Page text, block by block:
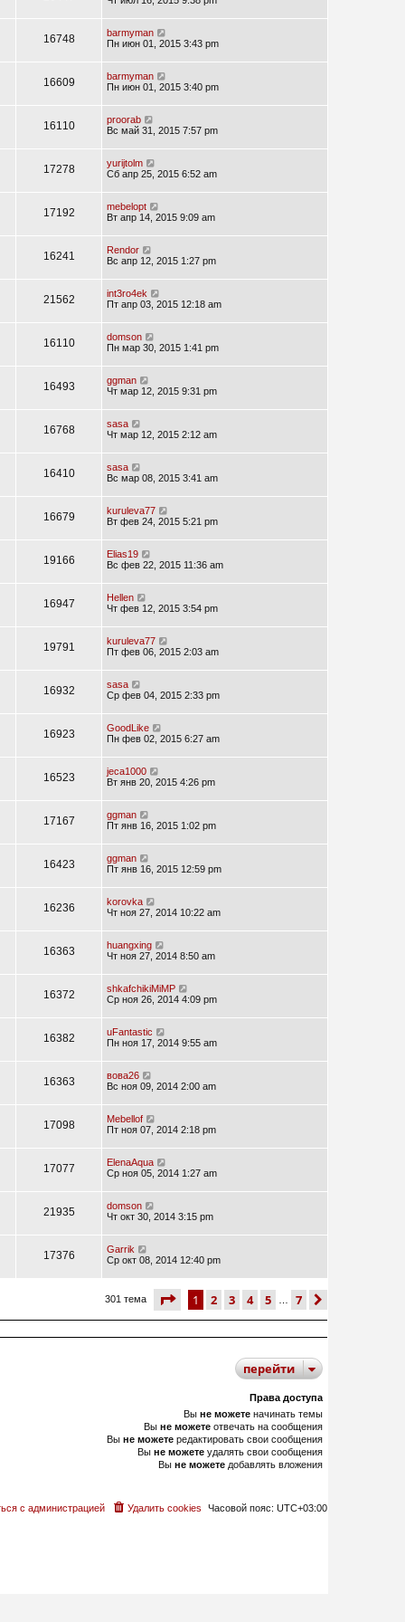
16748
barmyman
Пн июн 01, 2015 3:43 pm
16609
barmyman
Пн июн 01, 2015 3:40 pm
16110
proorab
Вс май 31, 2015 7:57 pm
17278
yurijtolm
Сб апр 25, 2015 6:52 am
17192
mebelopt
Вт апр 14, 2015 9:09 am
16241
Rendor
Вс апр 12, 2015 1:27 pm
21562
int3ro4ek
Пт апр 03, 2015 12:18 am
16110
domson
Пн мар 30, 2015 1:41 pm
16493
ggman
Чт мар 12, 2015 9:31 pm
16768
sasa
Чт мар 12, 2015 2:12 am
16410
sasa
Вс мар 08, 2015 3:41 am
16679
kuruleva77
Вт фев 24, 2015 5:21 pm
19166
Elias19
Вс фев 22, 2015 11:36 am
16947
Hellen
Чт фев 12, 2015 3:54 pm
19791
kuruleva77
Пт фев 06, 2015 2:03 am
16932
sasa
Ср фев 04, 2015 2:33 pm
16923
GoodLike
Пн фев 02, 2015 6:27 am
16523
jeca1000
Вт янв 20, 2015 4:26 pm
17167
ggman
Пт янв 16, 2015 1:02 pm
16423
ggman
Пт янв 16, 2015 12:59 pm
16236
korovka
Чт ноя 27, 2014 10:22 am
16363
huangxing
Чт ноя 27, 2014 8:50 am
16372
shkafchikiMiMP
Ср ноя 26, 2014 4:09 pm
16382
uFantastic
Пн ноя 17, 2014 9:55 am
16363
вова26
Вс ноя 09, 2014 2:00 am
17098
Mebellof
Пт ноя 07, 2014 2:18 pm
17077
ElenaAqua
Ср ноя 05, 2014 1:27 am
21935
domson
Чт окт 30, 2014 3:15 pm
17376
Garrik
Ср окт 08, 2014 12:40 pm
301 тема страница 1 из 7
1 2 3 4 5 7
перейти
Права доступа
Вы не можете начинать темы
Вы не можете отвечать на сообщения
Вы не можете редактировать свои сообщения
Вы не можете удалять свои сообщения
Вы не можете добавлять вложения
Часовой пояс: UTC+03:00
Удалить cookies
с администрацией